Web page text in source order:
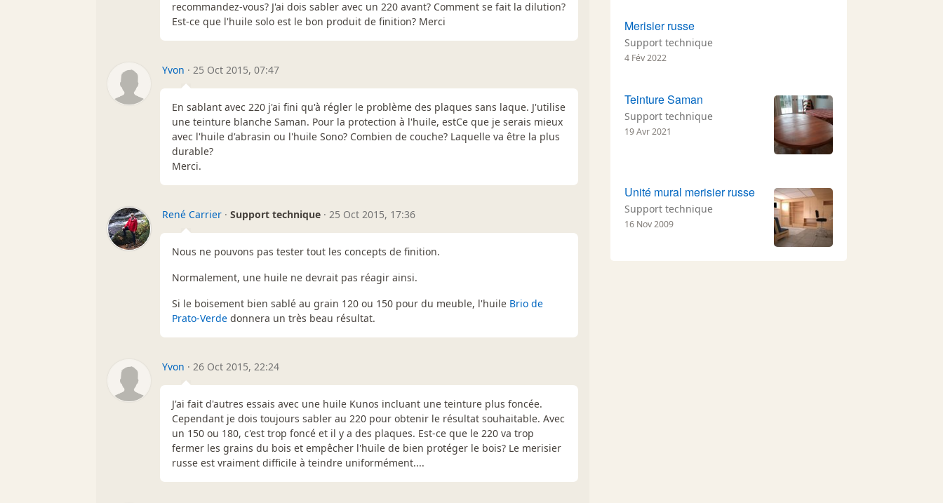
recommandez-vous? J'ai dois sabler avec un 220 avant? Comment se fait la dilution?
Est-ce que l'huile solo est le bon produit de finition? Merci
Yvon · 25 Oct 2015, 07:47
En sablant avec 220 j'ai fini qu'à régler le problème des plaques sans laque. J'utilise
une teinture blanche Saman. Pour la protection à l'huile, estCe que je serais mieux
avec l'huile d'abrasin ou l'huile Sono? Combien de couche? Laquelle va être la plus
durable?
Merci.
René Carrier · Support technique · 25 Oct 2015, 17:36
Nous ne pouvons pas tester tout les concepts de finition.
Normalement, une huile ne devrait pas réagir ainsi.
Si le boisement bien sablé au grain 120 ou 150 pour du meuble, l'huile Brio de
Prato-Verde donnera un très beau résultat.
Yvon · 26 Oct 2015, 22:24
J'ai fait d'autres essais avec une huile Kunos incluant une teinture plus foncée.
Cependant je dois toujours sabler au 220 pour obtenir le résultat souhaitable. Avec
un 150 ou 180, c'est trop foncé et il y a des plaques. Est-ce que le 220 va trop
fermer les grains du bois et empêcher l'huile de bien protéger le bois? Le merisier
russe est vraiment difficile à teindre uniformément....
Merisier russe
Support technique
4 Fév 2022
Teinture Saman
Support technique
19 Avr 2021
Unité mural merisier russe
Support technique
16 Nov 2009